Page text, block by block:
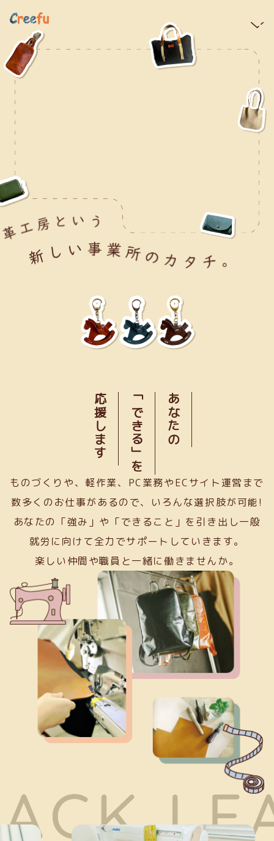
あなたの
「できる」を
応援します
ものづくりや、軽作業、PC業務やECサイト運営まで
数多くのお仕事があるので、いろんな選択肢が可能!
あなたの「強み」や「できること」を引き出し一般
就労に向けて全力でサポートしていきます。
楽しい仲間や職員と一緒に働きませんか。